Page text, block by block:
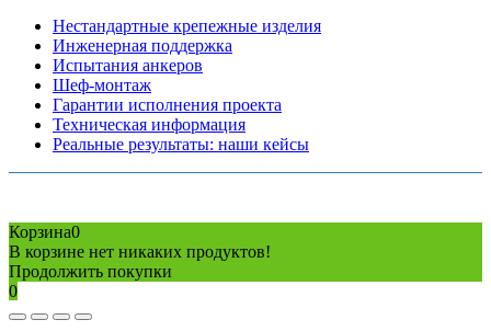
Нестандартные крепежные изделия
Инженерная поддержка
Испытания анкеров
Шеф-монтаж
Гарантии исполнения проекта
Техническая информация
Реальные результаты: наши кейсы
Корзина0
В корзине нет никаких продуктов!
Продолжить покупки
0